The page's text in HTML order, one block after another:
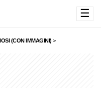
☰
(CON IMMAGINI) >